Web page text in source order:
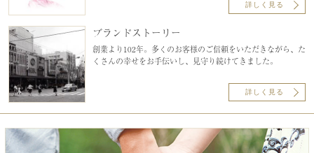
詳しく見る
ブランドストーリー
創業より102年。多くのお客様のご信頼をいただきながら、た
くさんの幸せをお手伝いし、見守り続けてきました。
詳しく見る